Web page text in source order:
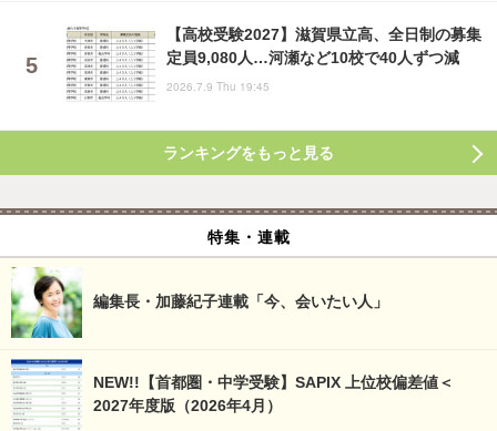
【高校受験2027】滋賀県立高、全日制の募集
定員9,080人…河瀬など10校で40人ずつ減
2026.7.9 Thu 19:45
ランキングをもっと見る
特集・連載
編集長・加藤紀子連載「今、会いたい人」
NEW!!【首都圏・中学受験】SAPIX 上位校偏差値＜
2027年度版（2026年4月）